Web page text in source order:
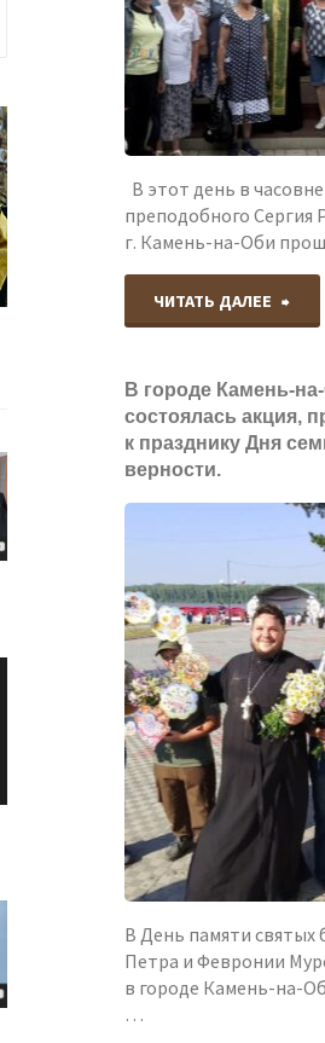
В этот день в
преподобного Сергия
г. Камень-на-Оби
ЧИТАТЬ ДАЛЕЕ "18
–
В городе Камень-
состоялась акция,
к празднику Дня
верности.
В День памяти святых
Петра и Февронии
в городе Камень-на-
…